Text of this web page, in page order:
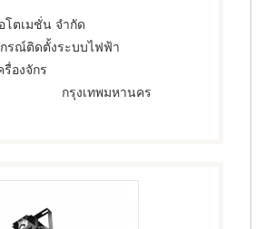
โตเมชั่น จำกัด
รณ์ติดตั้งระบบไฟฟ้า
รื่องจักร
กรุงเทพมหานคร